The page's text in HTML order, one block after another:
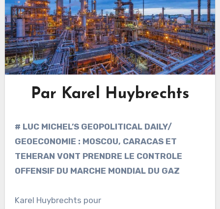
Par Karel Huybrechts
# LUC MICHEL’S GEOPOLITICAL DAILY/
GEOECONOMIE : MOSCOU, CARACAS ET
TEHERAN VONT PRENDRE LE CONTROLE
OFFENSIF DU MARCHE MONDIAL DU GAZ
Karel Huybrechts pour